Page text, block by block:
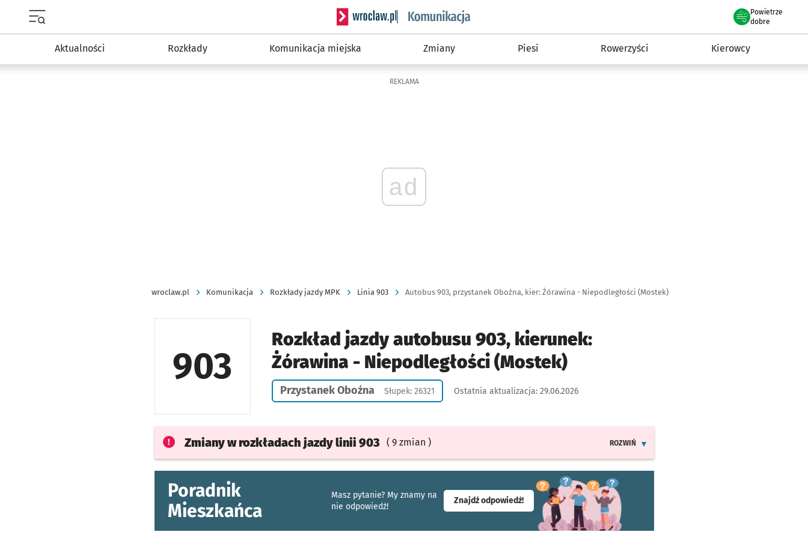
Serwis informacyjny wroclaw.pl podserwis: Komunikacja
Powietrze
we Wrocławiu
dobre
Aktualności Rozkłady Komunikacja miejska Zmiany Piesi Rowerzyści Kierowcy
REKLAMA
ad
wroclaw.pl Komunikacja Rozkłady jazdy MPK Linia 903 Autobus 903, przystanek Oboźna, kier: Żórawina - Niepodległości (Mostek)
903
Rozkład jazdy autobusu 903, kierunek:
Żórawina - Niepodległości (Mostek)
Przystanek Oboźna Słupek: 26321 Ostatnia aktualizacja: 29.06.2026
Zmiany w rozkładach jazdylinii 903 ( 9 zmian )
ROZWIŃ
Poradnik
Mieszkańca
Masz pytanie? My znamy na
nie odpowiedź!
Znajdź odpowiedź!- otworzy się w nowej karcie